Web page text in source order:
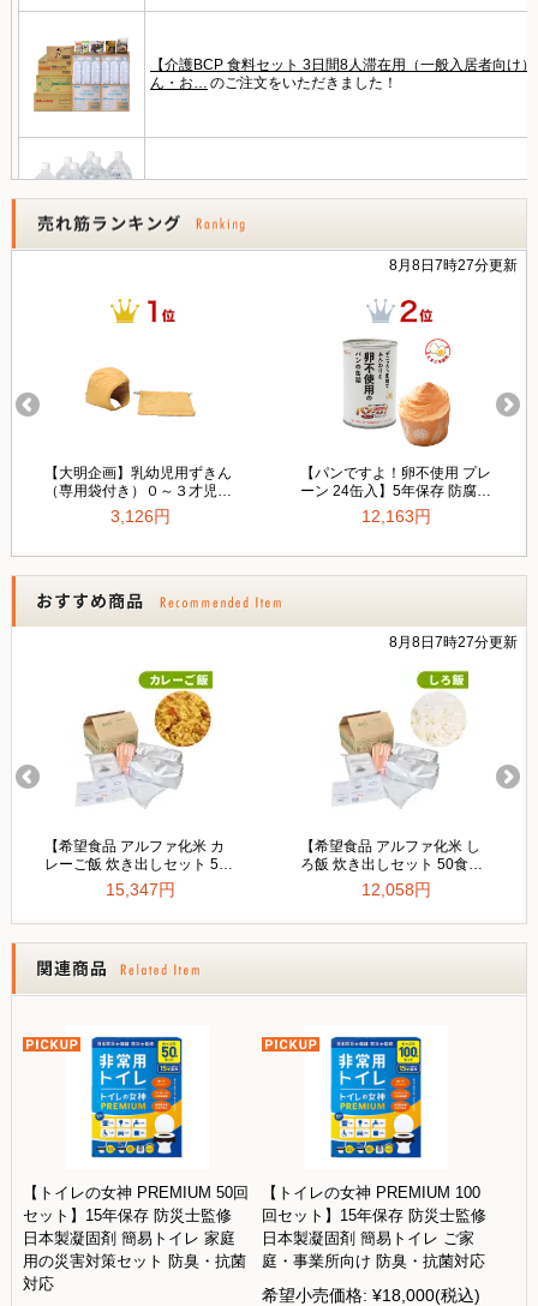
【トイレの女神 PREMIUM 50回
セット】15年保存 防災士監修
日本製凝固剤 簡易トイレ 家庭
用の災害対策セット 防臭・抗菌
対応
【トイレの女神 PREMIUM 100
回セット】15年保存 防災士監修
日本製凝固剤 簡易トイレ ご家
庭・事業所向け 防臭・抗菌対応
希望小売価格: ¥18,000(税込)